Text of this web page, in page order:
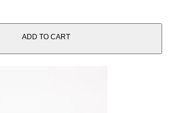
ADD TO CART